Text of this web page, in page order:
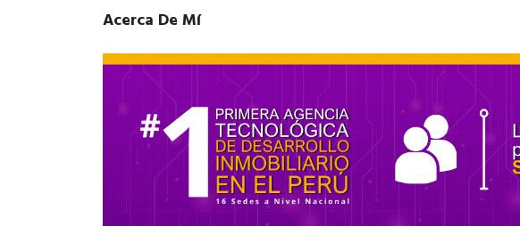
Acerca De Mí